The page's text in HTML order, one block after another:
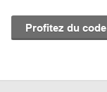
Profitez du code